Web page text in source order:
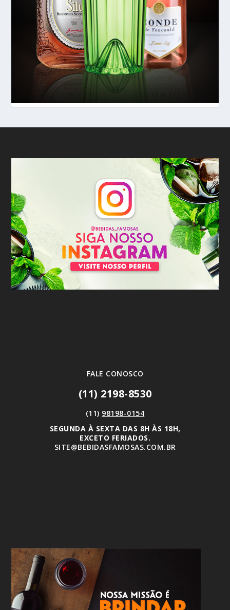
FALE CONOSCO
(11) 2198-8530
(11) 98198-0154
SEGUNDA À SEXTA DAS 8H ÀS 18H,
EXCETO FERIADOS.
SITE@BEBIDASFAMOSAS.COM.BR